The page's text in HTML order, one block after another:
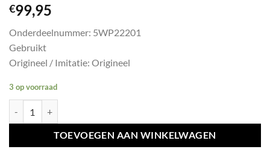
€99,95
Onderdeelnummer: 5WP22201
Gebruikt
Origineel / Imitatie: Origineel
3 op voorraad
TOEVOEGEN AAN WINKELWAGEN